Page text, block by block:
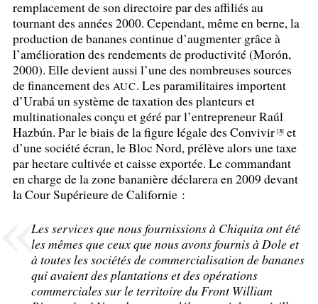
remplacement de son directoire par des affiliés au
tournant des années 2000. Cependant, même en berne, la
production de bananes continue d’augmenter grâce à
l’amélioration des rendements de productivité (Morón,
2000). Elle devient aussi l’une des nombreuses sources
de financement des AUC. Les paramilitaires importent
d’Urabá un système de taxation des planteurs et
multinationales conçu et géré par l’entrepreneur Raúl
Hazbún. Par le biais de la figure légale des Convivir[3]et
d’une société écran, le Bloc Nord, prélève alors une taxe
par hectare cultivée et caisse exportée. Le commandant
en charge de la zone bananière déclarera en 2009 devant
la Cour Supérieure de Californie :
Les services que nous fournissions à Chiquita ont été
les mêmes que ceux que nous avons fournis à Dole et
à toutes les sociétés de commercialisation de bananes
qui avaient des plantations et des opérations
commerciales sur le territoire du Front William